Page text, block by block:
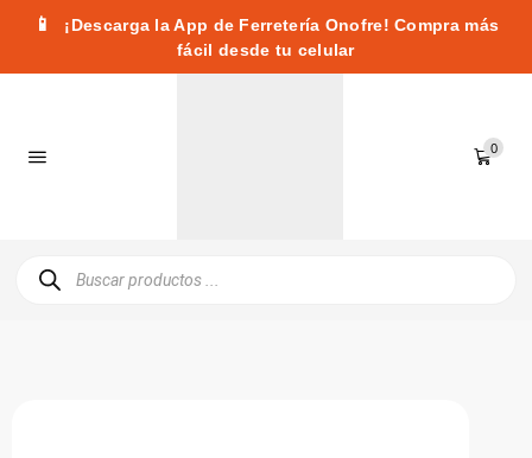
📱
¡Descarga la App de Ferretería Onofre! Compra más
fácil desde tu celular
0